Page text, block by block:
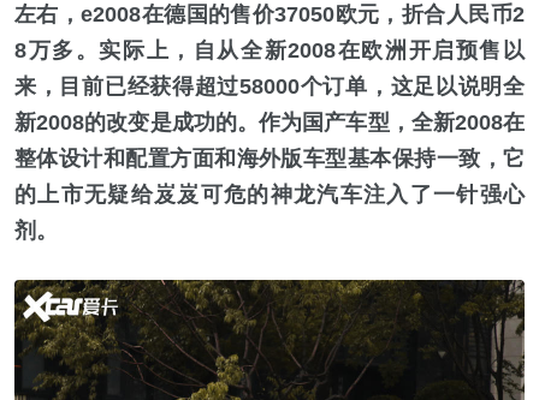
左右，e2008在德国的售价37050欧元，折合人民币2
8万多。实际上，自从全新2008在欧洲开启预售以
来，目前已经获得超过58000个订单，这足以说明全
新2008的改变是成功的。作为国产车型，全新2008在
整体设计和配置方面和海外版车型基本保持一致，它
的上市无疑给岌岌可危的神龙汽车注入了一针强心
剂。